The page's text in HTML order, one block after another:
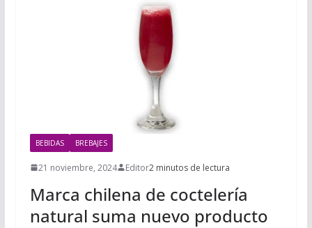
BEBIDAS BREBAJES
21 noviembre, 2024 Editor2 minutos de lectura
Marca chilena de coctelería
natural suma nuevo producto